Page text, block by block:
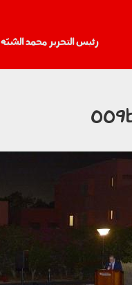
رئيس التحرير محمد الشبّه